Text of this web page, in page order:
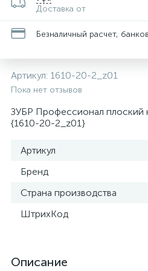
Доставка от
Безналичный расчет,
Артикул: 1610-20-2_z01
Пока нет отзывов
ЗУБР Профессионал плоский
{1610-20-2_z01}
Артикул
Бренд
Страна производства
ШтрихКод
Описание